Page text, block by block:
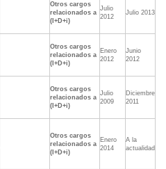
Otros cargos
relacionados a
(I+D+i)
Julio
2012
Julio 2013
Otros cargos
relacionados a
(I+D+i)
Enero
2012
Junio
2012
Otros cargos
relacionados a
(I+D+i)
Julio
2009
Diciembre
2011
Otros cargos
relacionados a
(I+D+i)
Enero
2014
A la
actualidad